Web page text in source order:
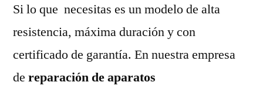
Si lo que necesitas es un modelo de alta
resistencia, máxima duración y con
certificado de garantía. En nuestra empresa
de reparación de aparatos